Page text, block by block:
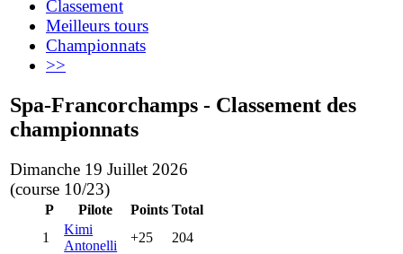
Classement
Meilleurs tours
Championnats
>>
Spa-Francorchamps - Classement des
championnats
Dimanche 19 Juillet 2026
(course 10/23)
P Pilote Points Total
1
Kimi
Antonelli
+25 204